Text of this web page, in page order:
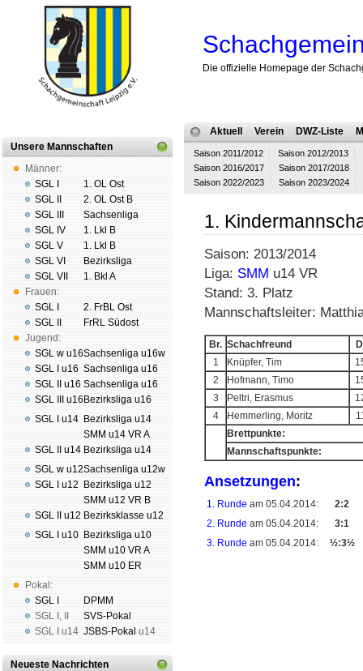
Die offizielle Homepage der
Unsere Mannschaften
Männer:
SGL I
SGL II
SGL III
SGL IV
SGL V
SGL VI
SGL VII
Frauen:
SGL I
SGL II
Jugend:
SGL w u16
SGL I u16
SGL II u16
SGL III u16
SGL I u14
SGL II u14
SGL w u12
SGL I u12
SGL II u12
SGL I u10
Pokal:
SGL I
SGL I ,
SGL I
u14
1. OL Ost
2. OL Ost B
Sachsenliga
1. Lkl B
1. Lkl B
Bezirksliga
1. Bkl A
2. FrBL Ost
FrRL Südost
Sachsenliga u16w
Sachsenliga u16
Sachsenliga u16
Bezirksliga u16
Bezirksliga u14
SMM u14 VR A
Bezirksliga u14
Sachsenliga u12w
Bezirksliga u12
SMM u12 VR B
Bezirksklasse u12
Bezirksliga u10
SMM u10 VR A
SMM u10 ER
DPMM
SVS-Pokal
JSBS-Pokal u14
Neueste Nachrichten
Aktuell Verein DWZ-Liste
Saison 2011/2012
Saison 2012/2013
Saison 2016/2017
Saison 2017/2018
Saison 2022/2023
Saison 2023/2024
1.
Saison: 2013/2014
Liga: SMM u14 VR
Stand: 3. Platz
Mannschaftsleiter:
Br. Schachfreund
1
Knüpfer, Tim
2
Hofmann, Timo
3
Peltri, Erasmus
4
Hemmerling, Moritz
Brettpunkte:
Mannschaftspunkte:
Ansetzungen:
1. Runde am 05.04.2014:
2:2
2. Runde am 05.04.2014:
3:1
3. Runde am 05.04.2014: ½:3½